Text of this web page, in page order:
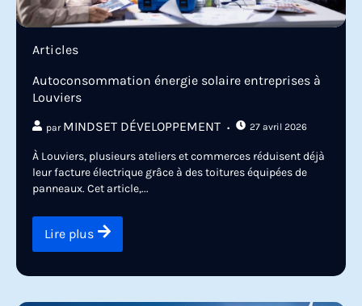
Articles
Autoconsommation énergie solaire entreprises à
Louviers
par MINDSET DÉVELOPPEMENT 27 avril 2026
À Louviers, plusieurs ateliers et commerces réduisent déjà
leur facture électrique grâce à des toitures équipées de
panneaux. Cet article,...
Lire plus